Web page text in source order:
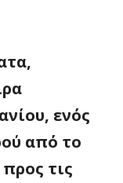
ενός
από το
τις